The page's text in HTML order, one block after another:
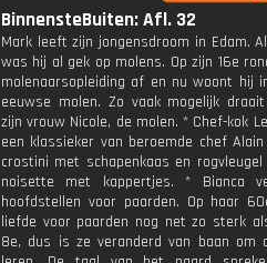
BinnensteBuiten: Afl. 32
Mark leeft zijn jongensdroom in Edam.
was hij al gek op molens. Op zijn 16e
molenaarsopleiding af en nu woont hij
eeuwse molen. Zo vaak mogelijk
zijn vrouw Nicole, de molen. * Chef-kok
een klassieker van beroemde chef
crostini met schapenkaas en
noisette met kappertjes. * Bianca
hoofdstellen voor paarden. Op haar
liefde voor paarden nog net zo sterk
8e, dus is ze veranderd van baan om